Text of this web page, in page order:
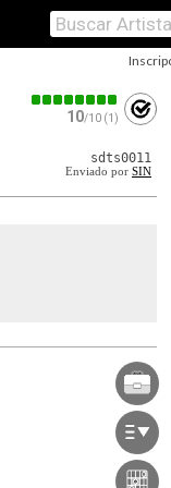
10/10 (1)
sdts0011
Enviado por SIN